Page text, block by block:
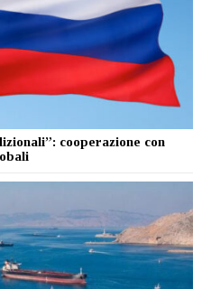
cooperazione con